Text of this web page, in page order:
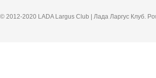
© 2012-2020 LADA Largus Club | Лада Ларгус Клуб.